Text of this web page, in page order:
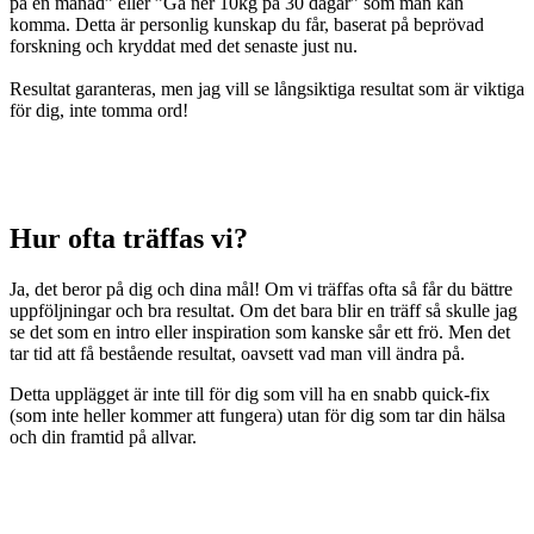
komma. Detta är personlig kunskap du får, baserat på beprövad
forskning och kryddat med det senaste just nu.
Resultat garanteras, men jag vill se långsiktiga resultat som är viktiga
för dig, inte tomma ord!
Hur ofta träffas vi?
Ja, det beror på dig och dina mål! Om vi träffas ofta så får du bättre
uppföljningar och bra resultat. Om det bara blir en träff så skulle jag
se det som en intro eller inspiration som kanske sår ett frö. Men det
tar tid att få bestående resultat, oavsett vad man vill ändra på.
Detta upplägget är inte till för dig som vill ha en snabb quick-fix
(som inte heller kommer att fungera) utan för dig som tar din hälsa
och din framtid på allvar.